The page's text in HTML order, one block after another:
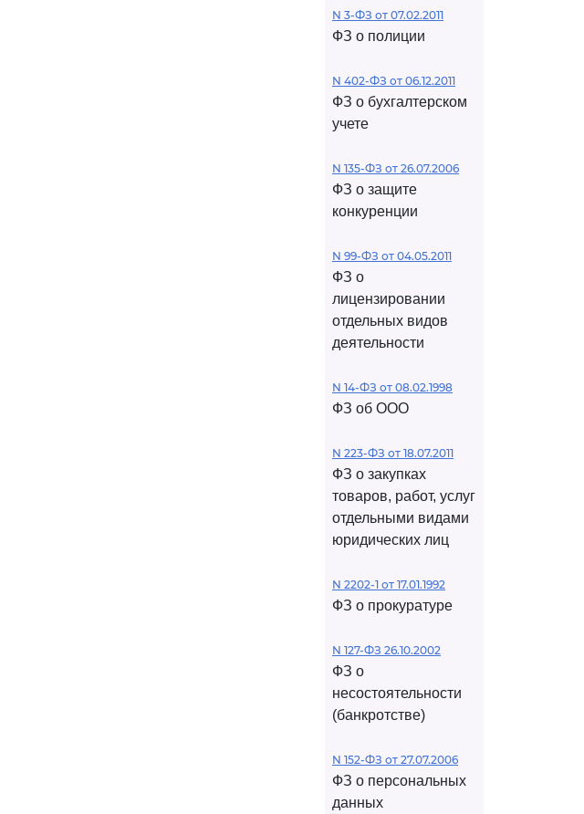
N 3-ФЗ от 07.02.2011
ФЗ о полиции
N 402-ФЗ от 06.12.2011
ФЗ о бухгалтерском
учете
N 135-ФЗ от 26.07.2006
ФЗ о защите
конкуренции
N 99-ФЗ от 04.05.2011
ФЗ о
лицензировании
отдельных видов
деятельности
N 14-ФЗ от 08.02.1998
ФЗ об ООО
N 223-ФЗ от 18.07.2011
ФЗ о закупках
товаров, работ, услуг
отдельными видами
юридических лиц
N 2202-1 от 17.01.1992
ФЗ о прокуратуре
N 127-ФЗ 26.10.2002
ФЗ о
несостоятельности
(банкротстве)
N 152-ФЗ от 27.07.2006
ФЗ о персональных
данных